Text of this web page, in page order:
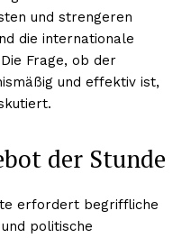
und strengeren
die internationale
Frage, ob der
und effektiv ist,
der Stunde
erfordert begriffliche
und politische